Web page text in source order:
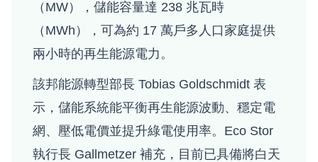
（MW），儲能容量達 238 兆瓦時
（MWh），可為約 17 萬戶多人口家庭提供
兩小時的再生能源電力。
該邦能源轉型部長 Tobias Goldschmidt 表
示，儲能系統能平衡再生能源波動、穩定電
網、壓低電價並提升綠電使用率。Eco Stor
執行長 Gallmetzer 補充，目前已具備將白天